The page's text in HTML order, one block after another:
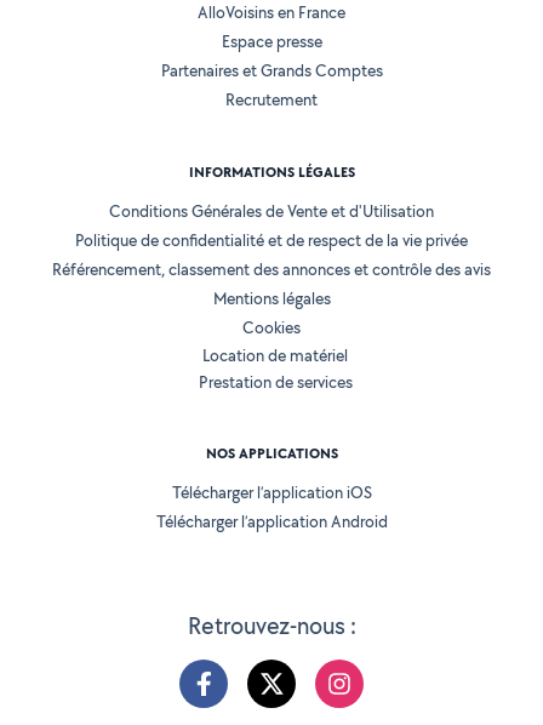
Retrouvez-nous :
AlloVoisins en France
Espace presse
Partenaires et Grands Comptes
Recrutement
INFORMATIONS LÉGALES
Conditions Générales de Vente et d'Utilisation
Politique de confidentialité et de respect de la vie privée
Référencement, classement des annonces et contrôle des avis
Mentions légales
Cookies
Location de matériel
Prestation de services
NOS APPLICATIONS
Télécharger l’application iOS
Télécharger l’application Android